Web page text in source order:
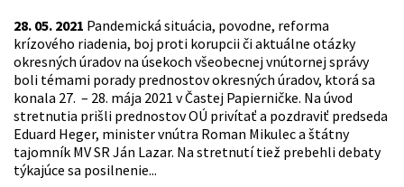
28. 05. 2021 Pandemická situácia, povodne, reforma
krízového riadenia, boj proti korupcii či aktuálne otázky
okresných úradov na úsekoch všeobecnej vnútornej správy
boli témami porady prednostov okresných úradov, ktorá sa
konala 27. – 28. mája 2021 v Častej Papierničke. Na úvod
stretnutia prišli prednostov OÚ privítať a pozdraviť predseda
Eduard Heger, minister vnútra Roman Mikulec a štátny
tajomník MV SR Ján Lazar. Na stretnutí tiež prebehli debaty
týkajúce sa posilnenie...